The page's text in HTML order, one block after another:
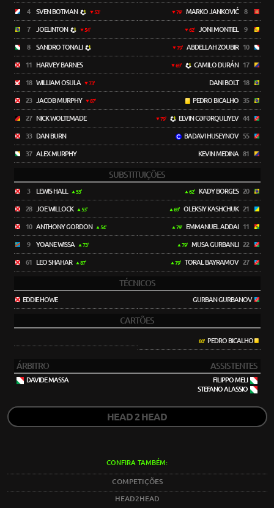
4 SVEN BOTMAN 53'
7 JOELINTON 54'
8 SANDRO TONALI
11 HARVEY BARNES
18 WILLIAM OSULA 73'
23 JACOB MURPHY 87'
27 NICK WOLTEMADE
33 DAN BURN
37 ALEX MURPHY
79' MARKO JANKOVIĆ 8
62' JONI MONTIEL 9
79' ABDELLAH ZOUBIR 10
69' CAMILO DURÁN 17
DANI BOLT 18
PEDRO BICALHO 35
79' ELVIN CƏFƏRQULIYEV 44
BADAVI HUSEYNOV 55
KEVIN MEDINA 81
SUBSTITUIÇÕES
3 LEWIS HALL 53'
28 JOE WILLOCK 53'
10 ANTHONY GORDON 54'
9 YOANE WISSA 73'
61 LEO SHAHAR 87'
62' KADY BORGES 20
69' OLEKSIY KASHCHUK 21
79' EMMANUEL ADDAI 11
79' MUSA GURBANLI 22
79' TORAL BAYRAMOV 27
TÉCNICOS
EDDIE HOWE GURBAN GURBANOV
CARTÕES
80'PEDRO BICALHO
ÁRBITRO ASSISTENTES
DAVIDE MASSA
FILIPPO MELI
STEFANO ALASSIO
HEAD 2 HEAD
CONFIRA TAMBÉM:
COMPETIÇÕES
HEAD2HEAD